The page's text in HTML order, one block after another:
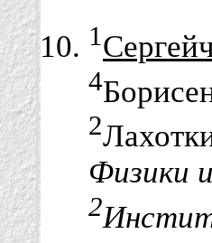
1
4
2
Физики
2